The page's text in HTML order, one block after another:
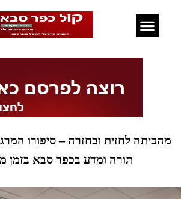
מהכיתה לחזית ובחזרה – סיפורו
תורה ומדע בכפר סבא בזמן